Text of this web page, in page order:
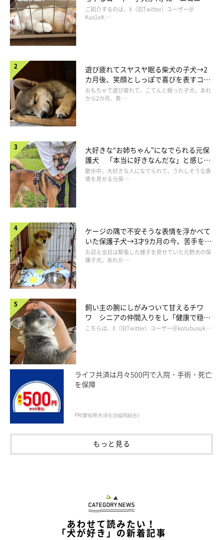
「コーギーと暮らすことがずっと前からの夢だった」という飼い
主さん。ペットショップのホームページに掲載されている写真を
見ていたときにモカちゃんを見つけたといい、
ギーちゃんたちを見ていたときにモカを見つけ、一目惚れしまし
た！」と、運命の出会いを振り返ります。
@moca_corgi1015
寝大好きでおっとりさんなコですよ」
コ“コーギースマイル”が魅力のコに成
長！
ご紹介するのは、X（旧Twitter）ユーザー＠
Kus1oK …
遊び疲れてスヤスヤ眠る柴犬の子犬→2
カ月後、笑顔としっぽで喜びを表すコに
成長！
おもちゃで遊び疲れて、こてんと眠った子犬。あれ
から2カ月、表 …
大好きな“お姉ちゃん”になでられる元保
護犬 「本当に好きなんだな」と感じる
表情にほっこり
散歩中、大好きな人になでられて、うれしそうな表
情を見せる元保 …
ケージの隅で不安そうな表情を浮かべて
いた保護子犬→3才9カ月の今、苦手を克
服し頼もしいコに成長！
お迎え当日は緊張した様子を見せていた元野犬の保
護子犬。あれか …
飼い主の腕にしがみついて甘えるチワ
ワ シニアの仲間入りをし「健康で穏や
かな暮らしが続いてほしい」と願う
こちらは、X（旧Twitter）ユーザー＠kotubusuk …
ライフ共済は月々500円で入院・手術・死亡
を保障
PR(愛知県共済生活協同組合)
もっと見る
あわせて読みたい！
「犬が好き」の新着記事